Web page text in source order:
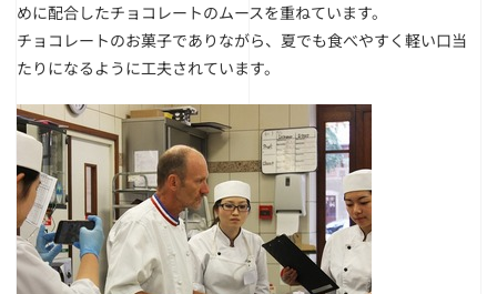
めに配合したチョコレートのムースを重ねています。
チョコレートのお菓子でありながら、夏でも食べやすく軽い口当
たりになるように工夫されています。